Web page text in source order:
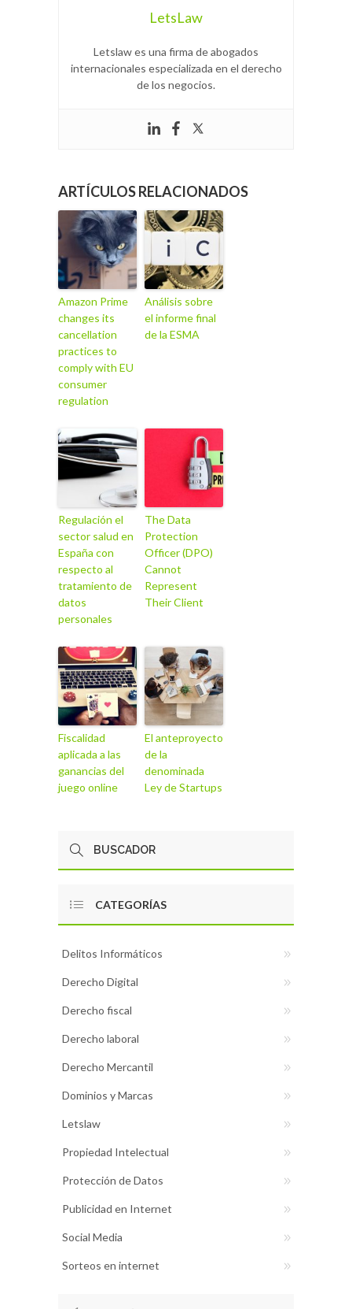
LetsLaw
Letslaw es una firma de abogados
internacionales especializada en el derecho
de los negocios.
ARTÍCULOS RELACIONADOS
Amazon Prime
changes its
cancellation
practices to
comply with EU
consumer
regulation
Análisis sobre
el informe final
de la ESMA
Regulación el
sector salud en
España con
respecto al
tratamiento de
datos
personales
The Data
Protection
Officer (DPO)
Cannot
Represent
Their Client
Fiscalidad
aplicada a las
ganancias del
juego online
El anteproyecto
de la
denominada
Ley de Startups
CATEGORÍAS
Delitos Informáticos
Derecho Digital
Derecho fiscal
Derecho laboral
Derecho Mercantil
Dominios y Marcas
Letslaw
Propiedad Intelectual
Protección de Datos
Publicidad en Internet
Social Media
Sorteos en internet